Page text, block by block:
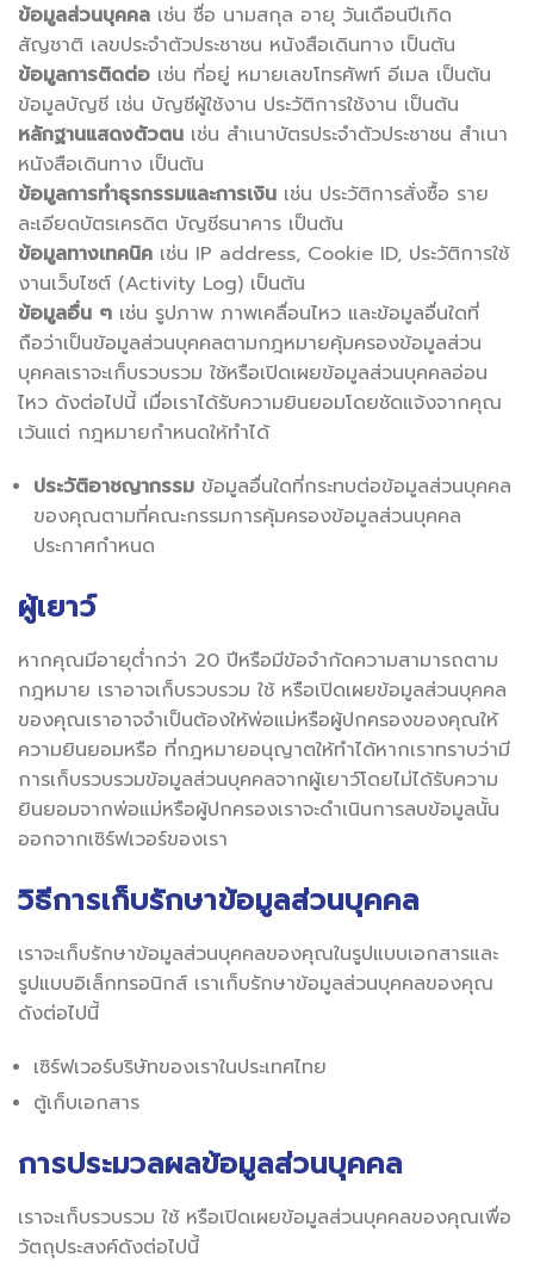
ข้อมูลส่วนบุคคล เช่น ชื่อ นามสกุล อายุ วันเดือนปีเกิด
สัญชาติ เลขประจำตัวประชาชน หนังสือเดินทาง เป็นต้น
ข้อมูลการติดต่อ เช่น ที่อยู่ หมายเลขโทรศัพท์ อีเมล เป็นต้น
ข้อมูลบัญชี เช่น บัญชีผู้ใช้งาน ประวัติการใช้งาน เป็นต้น
หลักฐานแสดงตัวตน เช่น สำเนาบัตรประจำตัวประชาชน สำเนา
หนังสือเดินทาง เป็นต้น
ข้อมูลการทำธุรกรรมและการเงิน เช่น ประวัติการสั่งซื้อ ราย
ละเอียดบัตรเครดิต บัญชีธนาคาร เป็นต้น
ข้อมูลทางเทคนิค เช่น IP address, Cookie ID, ประวัติการใช้
งานเว็บไซต์ (Activity Log) เป็นต้น
ข้อมูลอื่น ๆ เช่น รูปภาพ ภาพเคลื่อนไหว และข้อมูลอื่นใดที่
ถือว่าเป็นข้อมูลส่วนบุคคลตามกฎหมายคุ้มครองข้อมูลส่วน
บุคคลเราจะเก็บรวบรวม ใช้หรือเปิดเผยข้อมูลส่วนบุคคลอ่อน
ไหว ดังต่อไปนี้ เมื่อเราได้รับความยินยอมโดยชัดแจ้งจากคุณ
เว้นแต่ กฎหมายกำหนดให้ทำได้
ประวัติอาชญากรรม ข้อมูลอื่นใดที่กระทบต่อข้อมูลส่วนบุคคล
ของคุณตามที่คณะกรรมการคุ้มครองข้อมูลส่วนบุคคล
ประกาศกำหนด
ผู้เยาว์
หากคุณมีอายุต่ำกว่า 20 ปีหรือมีข้อจำกัดความสามารถตาม
กฎหมาย เราอาจเก็บรวบรวม ใช้ หรือเปิดเผยข้อมูลส่วนบุคคล
ของคุณเราอาจจำเป็นต้องให้พ่อแม่หรือผู้ปกครองของคุณให้
ความยินยอมหรือ ที่กฎหมายอนุญาตให้ทำได้หากเราทราบว่ามี
การเก็บรวบรวมข้อมูลส่วนบุคคลจากผู้เยาว์โดยไม่ได้รับความ
ยินยอมจากพ่อแม่หรือผู้ปกครองเราจะดำเนินการลบข้อมูลนั้น
ออกจากเซิร์ฟเวอร์ของเรา
วิธีการเก็บรักษาข้อมูลส่วนบุคคล
เราจะเก็บรักษาข้อมูลส่วนบุคคลของคุณในรูปแบบเอกสารและ
รูปแบบอิเล็กทรอนิกส์ เราเก็บรักษาข้อมูลส่วนบุคคลของคุณ
ดังต่อไปนี้
เซิร์ฟเวอร์บริษัทของเราในประเทศไทย
ตู้เก็บเอกสาร
การประมวลผลข้อมูลส่วนบุคคล
เราจะเก็บรวบรวม ใช้ หรือเปิดเผยข้อมูลส่วนบุคคลของคุณเพื่อ
วัตถุประสงค์ดังต่อไปนี้